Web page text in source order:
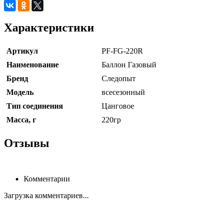
Характеристики
Артикул
PF-FG-220R
Наименование
Баллон Газовый
Бренд
Следопыт
Модель
всеcезонный
Тип соединения
Цанговое
Масса, г
220гр
Отзывы
Комментарии
Загрузка комментариев...